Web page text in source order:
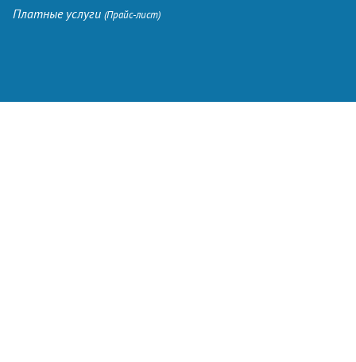
Платные услуги (Прайс-лист)